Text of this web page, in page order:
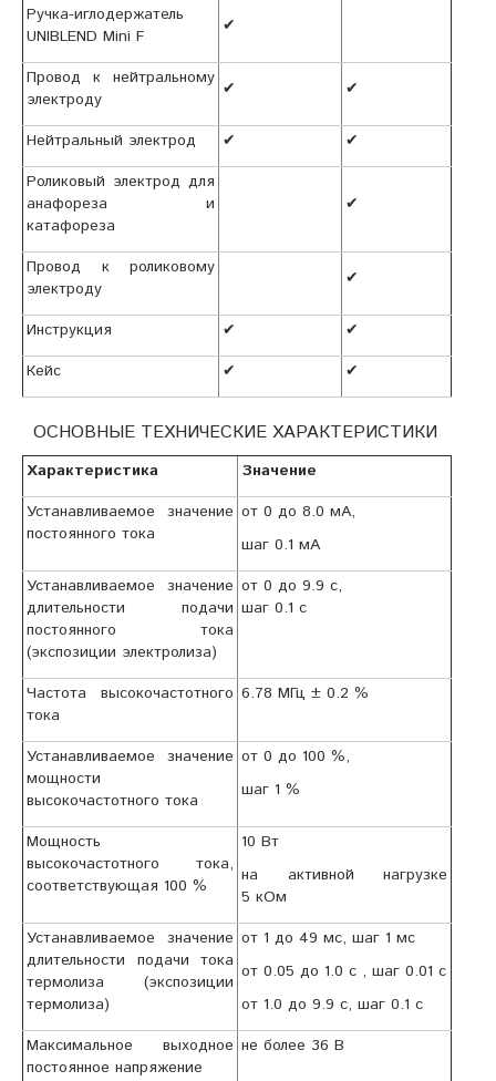
Ручка-иглодержатель
UNIBLEND Mini F
✔
Провод к нейтральному
электроду
✔ ✔
Нейтральный электрод ✔
✔
Роликовый электрод для
анафореза и
катафореза
✔
Провод к роликовому
электроду
✔
Инструкция ✔
✔
Кейс
✔ ✔
ОСНОВНЫЕ ТЕХНИЧЕСКИЕ ХАРАКТЕРИСТИКИ
Характеристика
Значение
Устанавливаемое значение
постоянного тока
от 0 до 8.0 мА,
шаг 0.1 мА
Устанавливаемое значение
длительности подачи
постоянного тока
(экспозиции электролиза)
от 0 до 9.9 с,
шаг 0.1 с
Частота высокочастотного
тока
6.78 МГц ± 0.2 %
Устанавливаемое значение
мощности
высокочастотного тока
от 0 до 100 %,
шаг 1 %
Мощность
высокочастотного тока,
соответствующая 100 %
10 Вт
на активной нагрузке
5 кОм
Устанавливаемое значение
длительности подачи тока
термолиза (экспозиции
термолиза)
от 1 до 49 мс, шаг 1 мс
от 0.05 до 1.0 с , шаг 0.01 с
от 1.0 до 9.9 с, шаг 0.1 с
Максимальное выходное
постоянное напряжение
не более 36 В